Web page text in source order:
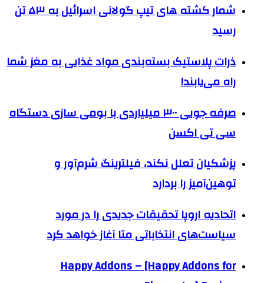
شمار کشته های تیپ گولانی اسرائیل به ۵۳ تن
رسید
ذرات پلاستیک بسته‌بندی مواد غذایی به مغز شما
راه می‌یابند!
صرفه جویی ۳۰۰ میلیاردی با بومی سازی دستگاه
سی تی اکسن
پزشکیان تعلل نکند، فیلترینگ شرم‌آور و
توهین‌آمیز را بردارد
اتحادیه اروپا تحقیقات جدیدی را در مورد
سیاست‌های انتخاباتی متا آغاز خواهد کرد
Happy Addons – [Happy Addons for